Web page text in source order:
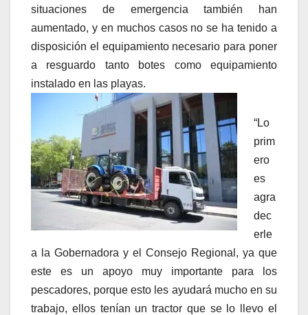
situaciones de emergencia también han
aumentado, y en muchos casos no se ha tenido a
disposición el equipamiento necesario para poner
a resguardo tanto botes como equipamiento
instalado en las playas.
“Lo
prim
ero
es
agra
dec
erle
a la Gobernadora y el Consejo Regional, ya que
este es un apoyo muy importante para los
pescadores, porque esto les ayudará mucho en su
trabajo, ellos tenían un tractor que se lo llevo el